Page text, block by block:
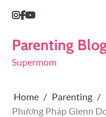
Parenting
Supermom
Home
Parenting
Phương Pháp Glenn